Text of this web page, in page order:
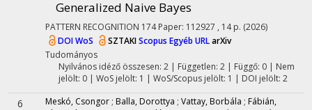
Generalized Naive Bayes
PATTERN RECOGNITION 174 Paper: 112927 , 14 p. (2026)
DOIWoS SZTAKIScopus Egyéb URLarXiv
Tudományos
Nyilvános idéző összesen: 2| Független: 2 | Függő: 0 | Nem
jelölt: 0 | WoS jelölt: 1 | WoS/Scopus jelölt: 1 | DOI jelölt: 2
6 Meskó, Csongor ; Balla, Dorottya ; Vattay, Borbála ; Fábián,